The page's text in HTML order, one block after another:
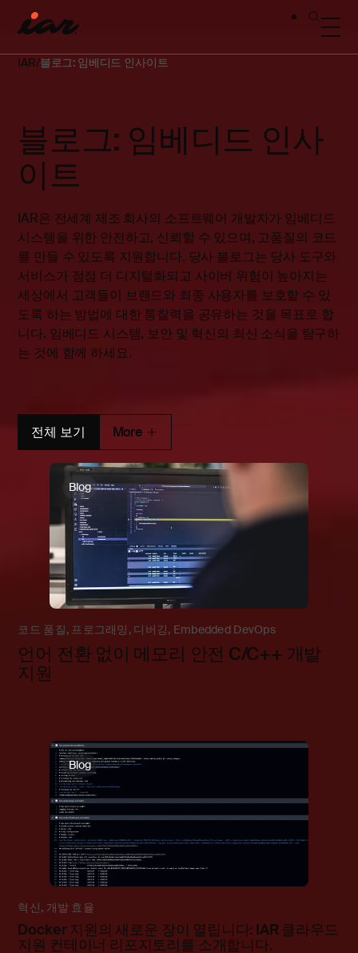
IAR 블로그: 임베디드 인사이트
블로그: 임베디드 인사
이트
IAR은 전세계 제조 회사의 소프트웨어 개발자가 임베디드
시스템을 위한 안전하고, 신뢰할 수 있으며, 고품질의 코드
를 만들 수 있도록 지원합니다. 당사 블로그는 당사 도구와
서비스가 점점 더 디지털화되고 사이버 위험이 높아지는
세상에서 고객들이 브랜드와 최종 사용자를 보호할 수 있
도록 하는 방법에 대한 통찰력을 공유하는 것을 목표로 합
니다. 임베디드 시스템, 보안 및 혁신의 최신 소식을 탐구하
는 것에 함께 하세요.
전체 보기 More
Blog
코드 품질, 프로그래밍 , 디버깅, Embedded DevOps
언어 전환 없이 메모리 안전 C/C++ 개발
지원
Blog
혁신, 개발 효율
Docker 지원의 새로운 장이 열립니다: IAR 클라우드
지원 컨테이너 리포지토리를 소개합니다.